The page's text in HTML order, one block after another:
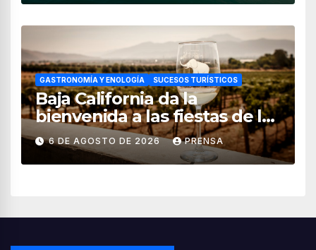
GASTRONOMÍA Y ENOLOGÍA SUCESOS TURÍSTICOS
Baja California da la
bienvenida a las fiestas de la
vendimia 2026
6 DE AGOSTO DE 2026 PRENSA